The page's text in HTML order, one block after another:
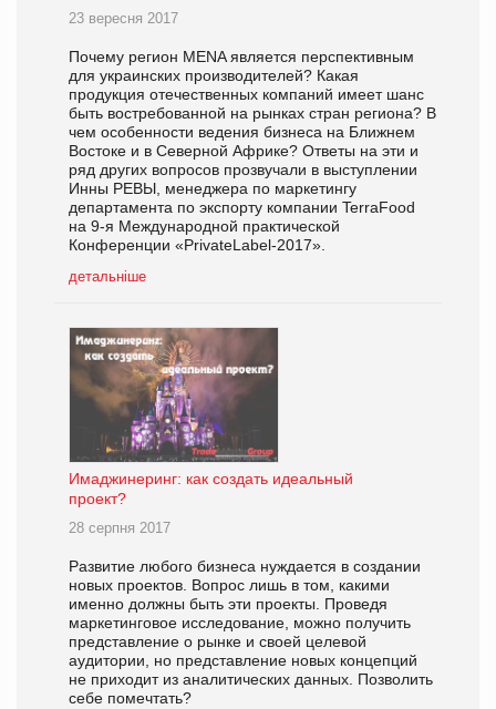
23 вересня 2017
Почему регион MENA является перспективным
для украинских производителей? Какая
продукция отечественных компаний имеет шанс
быть востребованной на рынках стран региона? В
чем особенности ведения бизнеса на Ближнем
Востоке и в Северной Африке? Ответы на эти и
ряд других вопросов прозвучали в выступлении
Инны РЕВЫ, менеджера по маркетингу
департамента по экспорту компании TerraFood
на 9-я Международной практической
Конференции «PrivateLabel-2017».
детальніше
Имаджинеринг: как создать идеальный
проект?
28 серпня 2017
Развитие любого бизнеса нуждается в создании
новых проектов. Вопрос лишь в том, какими
именно должны быть эти проекты. Проведя
маркетинговое исследование, можно получить
представление о рынке и своей целевой
аудитории, но представление новых концепций
не приходит из аналитических данных. Позволить
себе помечтать?